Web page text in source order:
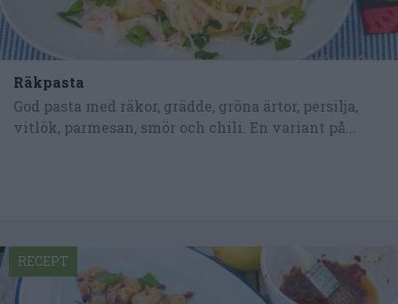
Räkpasta
God pasta med räkor, grädde, gröna ärtor, persilja,
vitlök, parmesan, smör och chili. En variant på...
RECEPT